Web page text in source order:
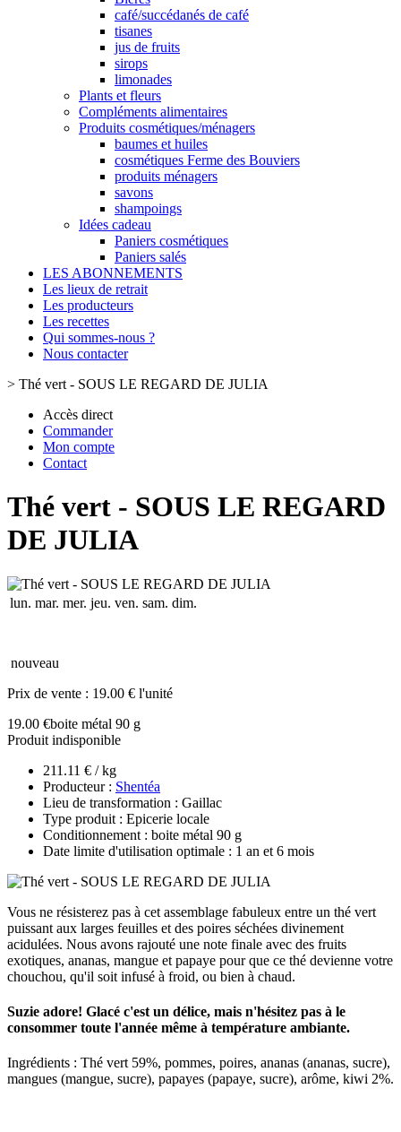
café/succédanés de café
tisanes
jus de fruits
sirops
limonades
Plants et fleurs
Compléments alimentaires
Produits cosmétiques/ménagers
baumes et huiles
cosmétiques Ferme des Bouviers
produits ménagers
savons
shampoings
Idées cadeau
Paniers cosmétiques
Paniers salés
LES ABONNEMENTS
Les lieux de retrait
Les producteurs
Les recettes
Qui sommes-nous ?
Nous contacter
> Thé vert - SOUS LE REGARD DE JULIA
Accès direct
Commander
Mon compte
Contact
Thé vert - SOUS LE REGARD
DE JULIA
lun. mar. mer. jeu. ven. sam. dim.
nouveau
Prix de vente : 19.00 € l'unité
19.00 €boite métal 90 g
Produit indisponible
211.11 € / kg
Producteur : Shentéa
Lieu de transformation : Gaillac
Type produit : Epicerie locale
Conditionnement : boite métal 90 g
Date limite d'utilisation optimale : 1 an et 6 mois
Vous ne résisterez pas à cet assemblage fabuleux entre un thé vert
puissant aux larges feuilles et des poires séchées divinement
acidulées. Nous avons rajouté une note finale avec des fruits
exotiques, ananas, mangue et papaye pour que ce thé devienne votre
chouchou, qu'il soit infusé à froid, ou bien à chaud.
Suzie adore! Glacé c'est un délice, mais n'hésitez pas à le
consommer toute l'année même à température ambiante.
Ingrédients : Thé vert 59%, pommes, poires, ananas (ananas, sucre),
mangues (mangue, sucre), papayes (papaye, sucre), arôme, kiwi 2%.